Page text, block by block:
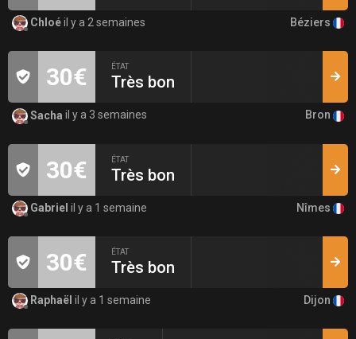
Chloéil y a 2 semaines Béziers
30€ ÉTAT
Très bon
Sacha il y a 3 semaines Bron
30€ ÉTAT
Très bon
Gabriel il y a 1 semaine Nîmes
30€ ÉTAT
Très bon
Raphaël il y a 1 semaine Dijon